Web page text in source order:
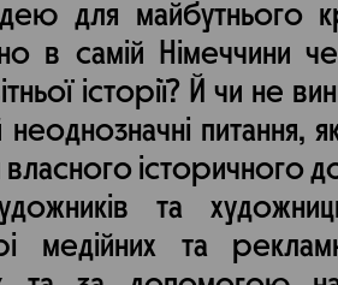
для майбутнього
в самій Німеччини
історії? Й чи не
питання,
історичного
та
медійних та